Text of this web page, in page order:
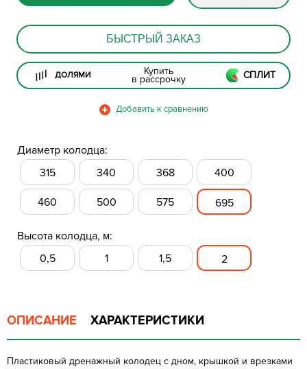
БЫСТРЫЙ ЗАКАЗ
ДОЛЯМИ Купить
в рассрочку СПЛИТ
Диаметр колодца:
315
340 368 400
460 500 575 695
Высота колодца, м:
0,5
1 1,5 2
ОПИСАНИЕ ХАРАКТЕРИСТИКИ
Пластиковый дренажный колодец с дном, крышкой и врезками